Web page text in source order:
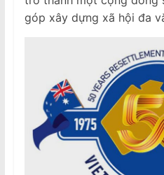
góp xây dựng xã hội đa